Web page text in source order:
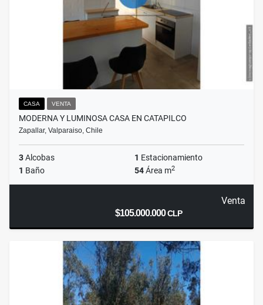
CASA VENTA
MODERNA Y LUMINOSA CASA EN CATAPILCO
Zapallar, Valparaiso, Chile
3Alcobas 1 Estacionamiento
1 Baño 54Área m2
Venta
$105.000.000CLP